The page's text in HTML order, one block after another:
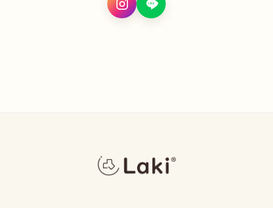
LINE